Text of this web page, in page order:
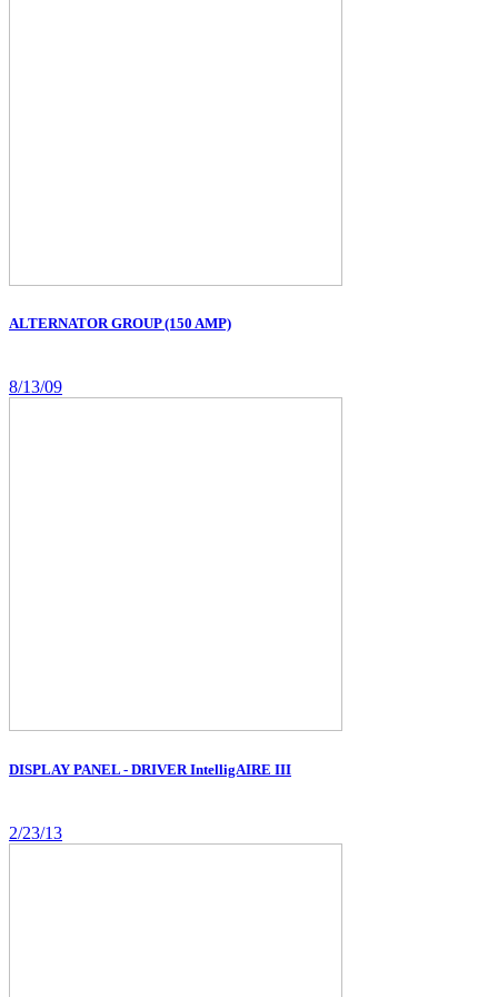
ALTERNATOR GROUP (150 AMP)
8/13/09
DISPLAY PANEL - DRIVER IntelligAIRE III
2/23/13